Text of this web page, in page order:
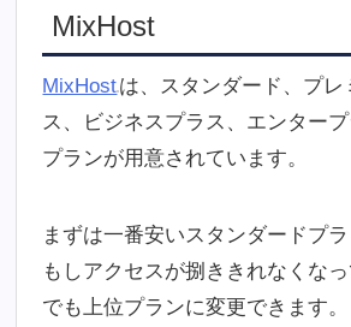
MixHost
MixHostは、スタンダード、プレ
ス、ビジネスプラス、エンター
プランが用意されています。
まずは一番安いスタンダードプラ
もしアクセスが捌ききれなくな
でも上位プランに変更できます。